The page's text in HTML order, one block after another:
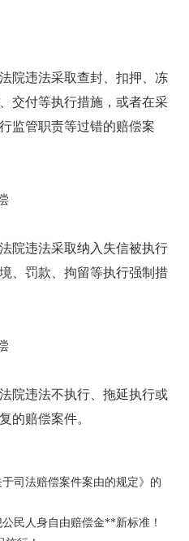
院违法采取查封、扣押、冻
交付等执行措施，或者在采
监管职责等过错的赔偿案
院违法采取纳入失信被执行
、罚款、拘留等执行强制措
院违法不执行、拖延执行或
的赔偿案件。
司法赔偿案件案由的规定》的
民人身自由赔偿金**新标准！